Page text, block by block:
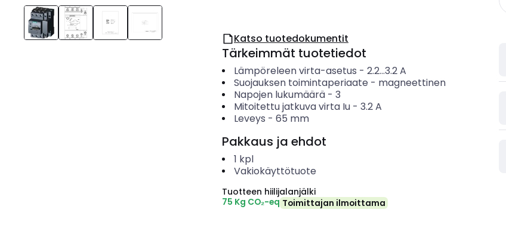
Katso tuotedokumentit
Tärkeimmät tuotetiedot
Lämpöreleen virta-asetus - 2.2...3.2A
Suojauksen toimintaperiaate - magneettinen
Napojen lukumäärä- 3
Mitoitettu jatkuva virta Iu- 3.2A
Leveys - 65 mm
Pakkaus ja ehdot
1 kpl
Vakiokäyttötuote
Tuotteen hiilijalanjälki
75 Kg CO₂-eq Toimittajan ilmoittama